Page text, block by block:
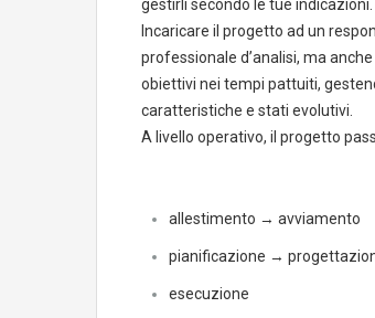
gestirli secondo le tue indicazioni.
Incaricare il progetto ad un
professionale d’analisi, ma
obiettivi nei tempi pattuiti,
caratteristiche e stati evolutivi.
A livello operativo, il progetto
allestimento → avviamento
pianificazione →
esecuzione